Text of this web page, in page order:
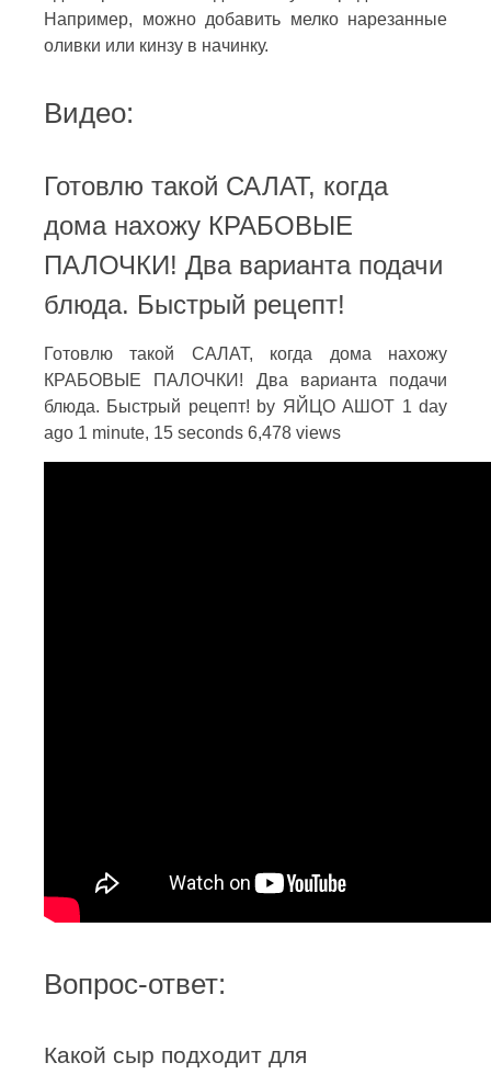
Например, можно добавить мелко нарезанные
оливки или кинзу в начинку.
Видео:
Готовлю такой САЛАТ, когда
дома нахожу КРАБОВЫЕ
ПАЛОЧКИ! Два варианта подачи
блюда. Быстрый рецепт!
Готовлю такой САЛАТ, когда дома нахожу
КРАБОВЫЕ ПАЛОЧКИ! Два варианта подачи
блюда. Быстрый рецепт! by ЯЙЦО АШОТ 1 day
ago 1 minute, 15 seconds 6,478 views
Вопрос-ответ:
Какой сыр подходит для